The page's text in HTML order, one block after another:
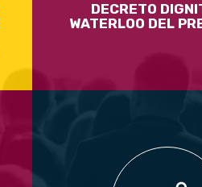
DECRETO
WATERLOO DEL
Leggi di più
Da oggi si cambia passo,